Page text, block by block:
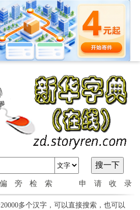
偏旁检索 申请收录
多个汉字，可以直接搜索，也可以